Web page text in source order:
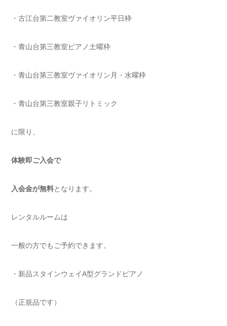
・古江台第二教室ヴァイオリン平日枠
・青山台第三教室ピアノ土曜枠
・青山台第三教室ヴァイオリン月・水曜枠
・青山台第三教室親子リトミック
に限り、
体験即ご入会で
入会金が無料となります。
レンタルルームは
一般の方でもご予約できます。
・新品スタインウェイA型グランドピアノ
（正規品です）